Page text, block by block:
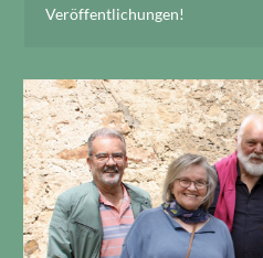
Veröffentlichungen!